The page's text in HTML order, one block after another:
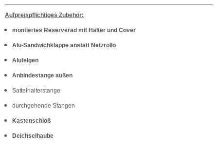
Aufpreispflichtiges Zubehör:
montiertes Reserverad mit Halter und Cover
Alu-Sandwichklappe anstatt Netzrollo
Alufelgen
Anbindestange außen
Sattelhalterstange
durchgehende Stangen
Kastenschloß
Deichselhaube